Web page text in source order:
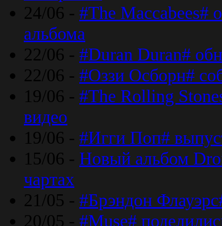
24/06 - #The Maccabees#
альбома
22/06 - #Duran Duran#
22/06 - #Оззи Осборн#
19/06 - #The Rolling
видео
19/06 - #Игги Поп#
15/06 - Новый альбом
чартах
21/05 - #Брэндон
20/05 - #Muse#